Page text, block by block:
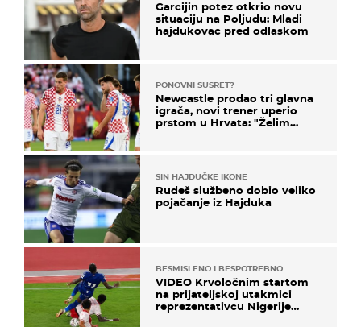
Garcijin potez otkrio novu
situaciju na Poljudu: Mladi
hajdukovac pred odlaskom
PONOVNI SUSRET?
Newcastle prodao tri glavna
igrača, novi trener uperio
prstom u Hrvata: "Želim
SIN HAJDUČKE IKONE
Rudeš službeno dobio veliko
pojačanje iz Hajduka
BESMISLENO I BESPOTREBNO
VIDEO Krvoločnim startom
na prijateljskoj utakmici
reprezentativcu Nigerije